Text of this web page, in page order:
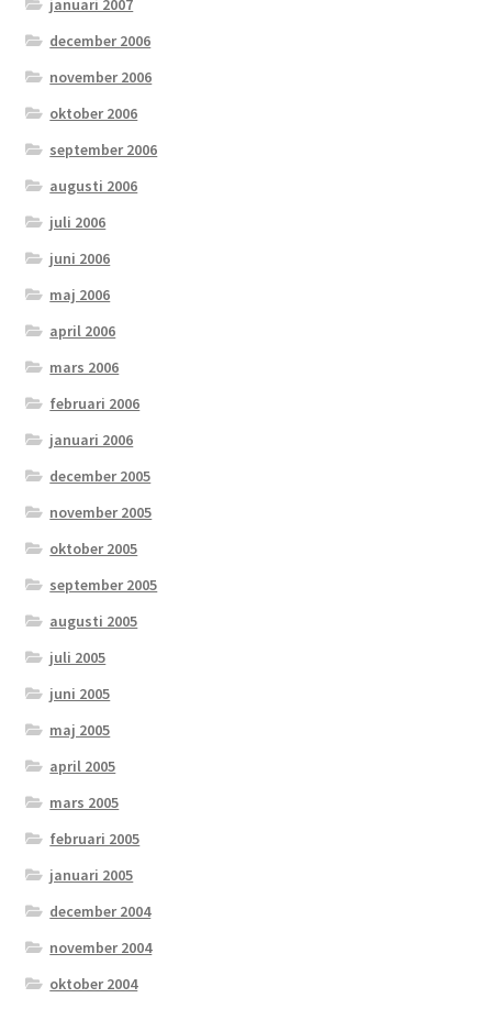
januari 2007
december 2006
november 2006
oktober 2006
september 2006
augusti 2006
juli 2006
juni 2006
maj 2006
april 2006
mars 2006
februari 2006
januari 2006
december 2005
november 2005
oktober 2005
september 2005
augusti 2005
juli 2005
juni 2005
maj 2005
april 2005
mars 2005
februari 2005
januari 2005
december 2004
november 2004
oktober 2004